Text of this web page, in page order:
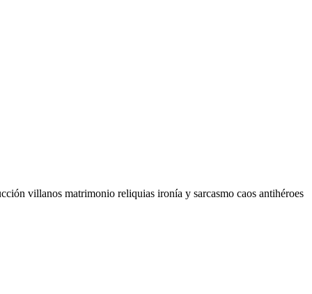
villanos matrimonio reliquias ironía y sarcasmo caos antihéroes